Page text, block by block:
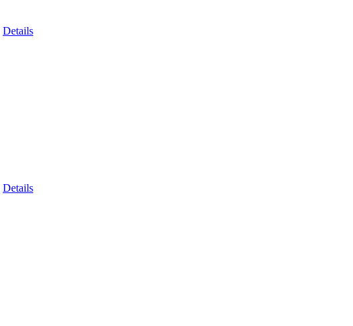
Details
Details